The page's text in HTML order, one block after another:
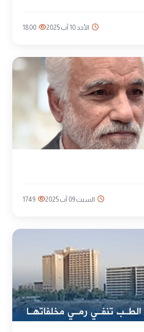
الأحد 10 آب 2025 1800
السبت 09 آب 2025 1749